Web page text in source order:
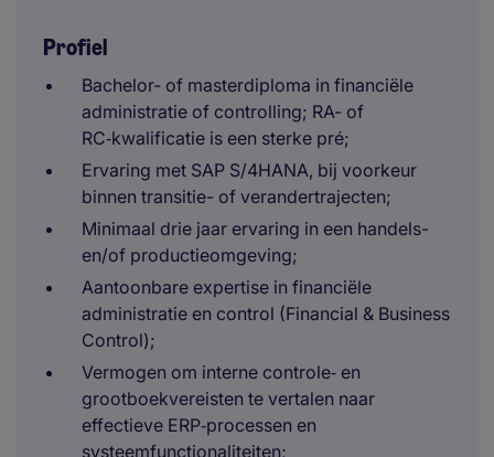
Profiel
Bachelor- of masterdiploma in financiële
administratie of controlling; RA- of
RC‑kwalificatie is een sterke pré;
Ervaring met SAP S/4HANA, bij voorkeur
binnen transitie- of verandertrajecten;
Minimaal drie jaar ervaring in een handels-
en/of productieomgeving;
Aantoonbare expertise in financiële
administratie en control (Financial & Business
Control);
Vermogen om interne controle‑ en
grootboekvereisten te vertalen naar
effectieve ERP‑processen en
systeemfunctionaliteiten;